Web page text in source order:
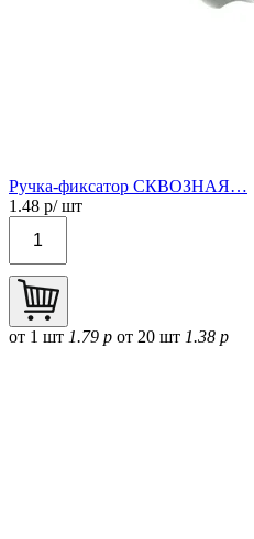
Ручка-фиксатор СКВОЗНАЯ…
1.48 р/ шт
от 1 шт 1.79 р от 20 шт 1.38 р